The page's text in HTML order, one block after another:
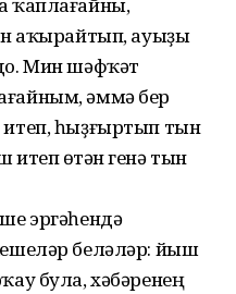
аҡырайтып, ауыҙы
Мин шәфҡәт
әммә бер
һыҙғыртып тын
өҫтән генә тын
эргәһендә
беләләр: йыш
була, хәбәренең